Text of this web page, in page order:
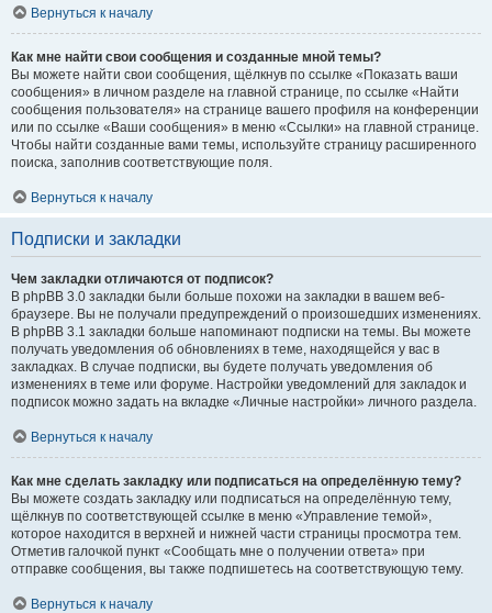
Вернуться к началу
Как мне найти свои сообщения и созданные мной темы?
Вы можете найти свои сообщения, щёлкнув по ссылке «Показать ваши
сообщения» в личном разделе на главной странице, по ссылке «Найти
сообщения пользователя» на странице вашего профиля на конференции
или по ссылке «Ваши сообщения» в меню «Ссылки» на главной странице.
Чтобы найти созданные вами темы, используйте страницу расширенного
поиска, заполнив соответствующие поля.
Вернуться к началу
Подписки и закладки
Чем закладки отличаются от подписок?
В phpBB 3.0 закладки были больше похожи на закладки в вашем веб-
браузере. Вы не получали предупреждений о произошедших изменениях.
В phpBB 3.1 закладки больше напоминают подписки на темы. Вы можете
получать уведомления об обновлениях в теме, находящейся у вас в
закладках. В случае подписки, вы будете получать уведомления об
изменениях в теме или форуме. Настройки уведомлений для закладок и
подписок можно задать на вкладке «Личные настройки» личного раздела.
Вернуться к началу
Как мне сделать закладку или подписаться на определённую тему?
Вы можете создать закладку или подписаться на определённую тему,
щёлкнув по соответствующей ссылке в меню «Управление темой»,
которое находится в верхней и нижней части страницы просмотра тем.
Отметив галочкой пункт «Сообщать мне о получении ответа» при
отправке сообщения, вы также подпишетесь на соответствующую тему.
Вернуться к началу